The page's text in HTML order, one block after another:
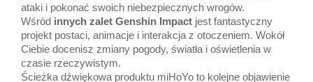
ataki i pokonać swoich niebezpiecznych wrogów.
Wśród innych zalet Genshin Impact jest fantastyczny
projekt postaci, animacje i interakcja z otoczeniem. Wokół
Ciebie docenisz zmiany pogody, światła i oświetlenia w
czasie rzeczywistym.
Ścieżka dźwiękowa produktu miHoYo to kolejne objawienie